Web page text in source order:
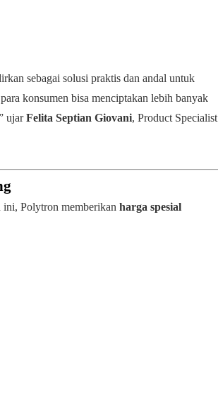
sebagai solusi praktis dan andal untuk
konsumen bisa menciptakan lebih banyak
ujarFelita Septian Giovani, Product Specialist
Polytron memberikan harga spesial